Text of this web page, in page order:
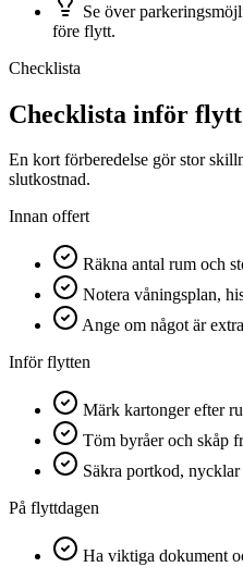
Se över
före flytt.
Checklista
Checklista inför
En kort förberedelse gör stor
slutkostnad.
Innan offert
Räkna antal rum och
Notera våningsplan,
Ange om något är
Inför flytten
Märk kartonger efter
Töm byråer och skåp
Säkra portkod,
På flyttdagen
Ha viktiga dokument